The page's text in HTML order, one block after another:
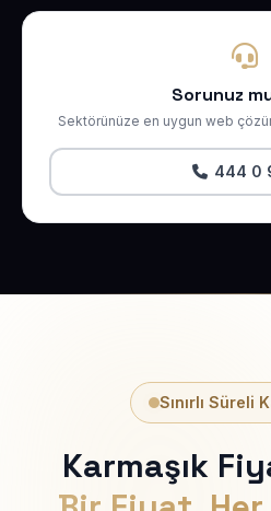
Sorunuz
Sektörünüze en uygun web
444 0
Sınırlı Süreli
Karmaşık